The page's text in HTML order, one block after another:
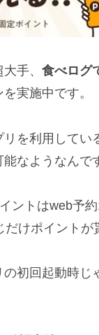
手、 食べログ
実施中です。
リを利用して
なようなんで
ントはweb予
だけポイント
初回起動時